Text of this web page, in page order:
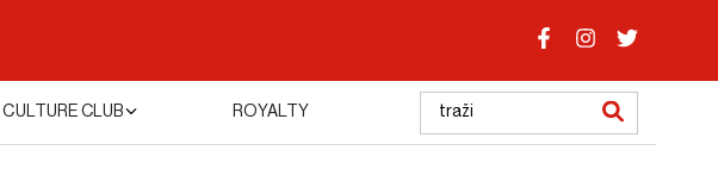
CULTURE CLUB ROYALTY